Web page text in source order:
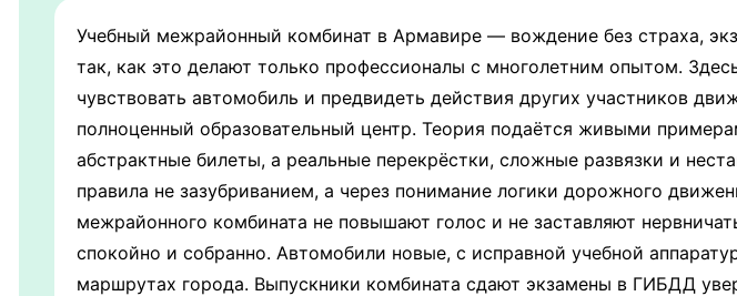
Учебный межрайонный комбинат в Армавире — вождение без страха,
так, как это делают только профессионалы с многолетним опытом.
чувствовать автомобиль и предвидеть действия других участников
полноценный образовательный центр. Теория подаётся живыми
абстрактные билеты, а реальные перекрёстки, сложные развязки и
правила не зазубриванием, а через понимание логики дорожного
межрайонного комбината не повышают голос и не заставляют
спокойно и собранно. Автомобили новые, с исправной учебной
маршрутах города. Выпускники комбината сдают экзамены в ГИБДД